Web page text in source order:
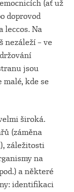
(ať už
doprovod
leccos. Na
nezáleží – ve
jsou
kde se
široká.
(záměna
záležitosti
na
a některé
identifikaci